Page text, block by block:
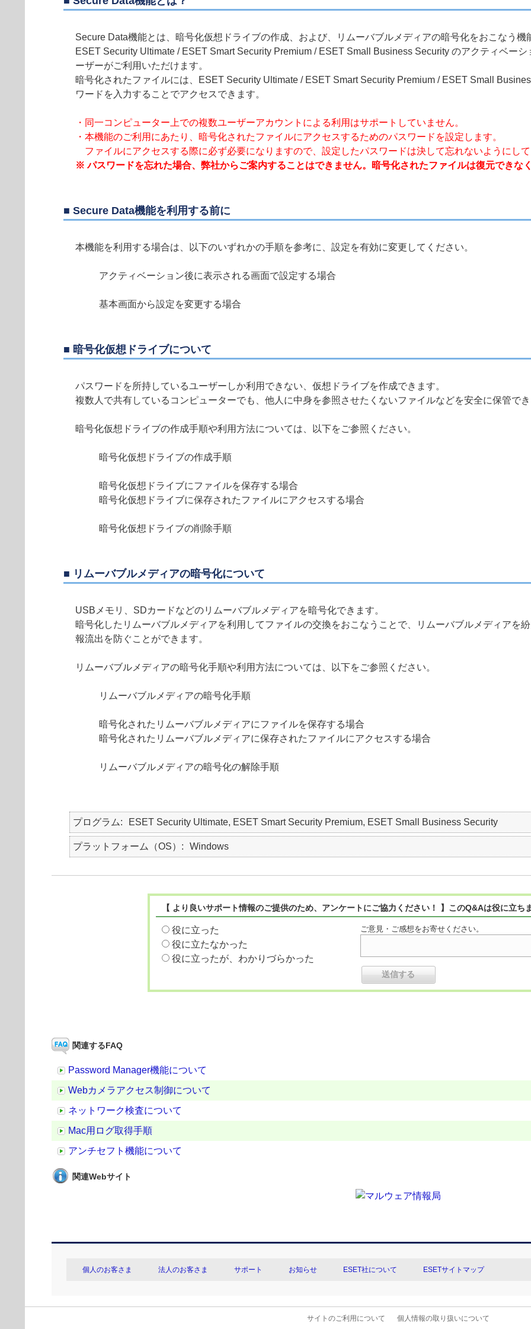
Secure Data機能とは、暗号化仮想ドライブの作成、および、リムーバブルメディアの暗号化をおこなう機
ESET Security Ultimate / ESET Smart Security Premium / ESET Small Business Security のアクティベー
ーザーがご利用いただけます。
暗号化されたファイルには、ESET Security Ultimate / ESET Smart Security Premium / ESET Small
ワードを入力することでアクセスできます。
・同一コンピューター上での複数ユーザーアカウントによる利用はサポートしていません。
・本機能のご利用にあたり、暗号化されたファイルにアクセスするためのパスワードを設定します。
ファイルにアクセスする際に必ず必要になりますので、設定したパスワードは決して忘れないようにし
※ パスワードを忘れた場合、弊社からご案内することはできません。暗号化されたファイルは復元できな
■ Secure Data機能を利用する前に
本機能を利用する場合は、以下のいずれかの手順を参考に、設定を有効に変更してください。
アクティベーション後に表示される画面で設定する場合
基本画面から設定を変更する場合
■ 暗号化仮想ドライブについて
パスワードを所持しているユーザーしか利用できない、仮想ドライブを作成できます。
複数人で共有しているコンピューターでも、他人に中身を参照させたくないファイルなどを安全に保管で
暗号化仮想ドライブの作成手順や利用方法については、以下をご参照ください。
暗号化仮想ドライブの作成手順
暗号化仮想ドライブにファイルを保存する場合
暗号化仮想ドライブに保存されたファイルにアクセスする場合
暗号化仮想ドライブの削除手順
■ リムーバブルメディアの暗号化について
USBメモリ、SDカードなどのリムーバブルメディアを暗号化できます。
暗号化したリムーバブルメディアを利用してファイルの交換をおこなうことで、リムーバブルメディアを
報流出を防ぐことができます。
リムーバブルメディアの暗号化手順や利用方法については、以下をご参照ください。
リムーバブルメディアの暗号化手順
暗号化されたリムーバブルメディアにファイルを保存する場合
暗号化されたリムーバブルメディアに保存されたファイルにアクセスする場合
リムーバブルメディアの暗号化の解除手順
プログラム ESET Security Ultimate, ESET Smart Security Premium, ESET Small Business Security
プラットフォーム（OS） Windows
【 より良いサポート情報のご提供のため、アンケートにご協力ください！ 】このQ&Aは役に立ち
役に立った
役に立たなかった
役に立ったが、わかりづらかった
ご意見・ご感想をお寄せください。
関連するFAQ
Password Manager機能について
Webカメラアクセス制御について
ネットワーク検査について
Mac用ログ取得手順
アンチセフト機能について
関連Webサイト
個人のお客さま 法人のお客さま サポート お知らせ ESET社について ESETサイトマップ
サイトのご利用について 個人情報の取り扱いについて